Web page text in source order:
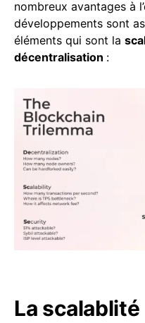
nombreux avantages à
développements sont
éléments qui sont la
décentralisation :
La scalablité